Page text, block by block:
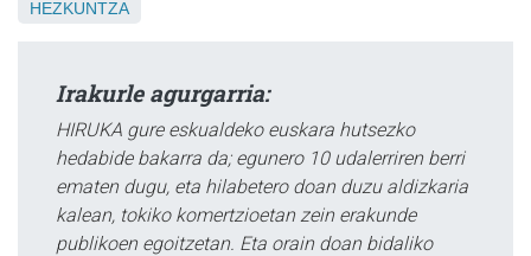
HEZKUNTZA
Irakurle agurgarria:
HIRUKA gure eskualdeko euskara hutsezko
hedabide bakarra da; egunero 10 udalerriren berri
ematen dugu, eta hilabetero doan duzu aldizkaria
kalean, tokiko komertzioetan zein erakunde
publikoen egoitzetan. Eta orain doan bidaliko